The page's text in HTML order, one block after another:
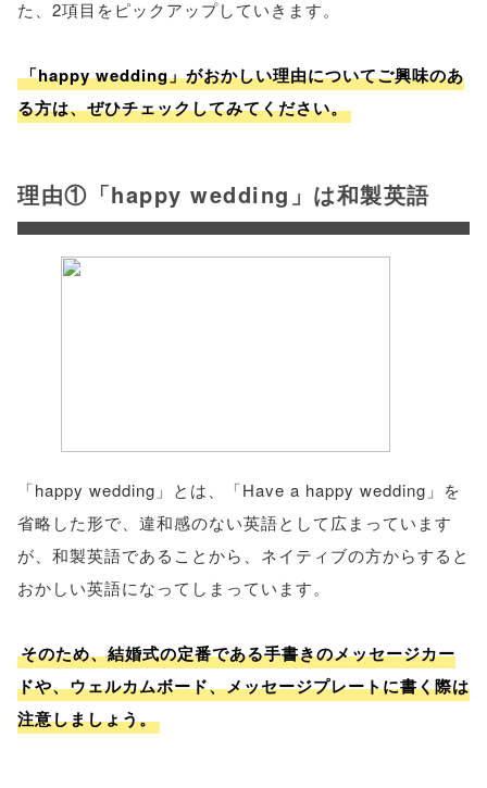
た、2項目をピックアップしていきます。
「happy wedding」がおかしい理由についてご興味のあ
る方は、ぜひチェックしてみてください。
理由①「happy wedding」は和製英語
「happy wedding」とは、「Have a happy wedding」を
省略した形で、違和感のない英語として広まっています
が、和製英語であることから、ネイティブの方からすると
おかしい英語になってしまっています。
そのため、結婚式の定番である手書きのメッセージカー
ドや、ウェルカムボード、メッセージプレートに書く際は
注意しましょう。